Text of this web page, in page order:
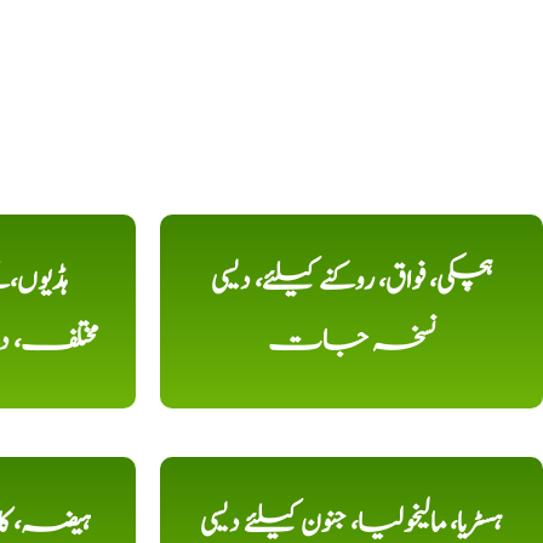
ہچکی، فواق، روکنے کیلئے، دیسی
نسخہ جات
ہیضہ، ہسٹریا، مالیخولیا، جنون کیلئے دیسی